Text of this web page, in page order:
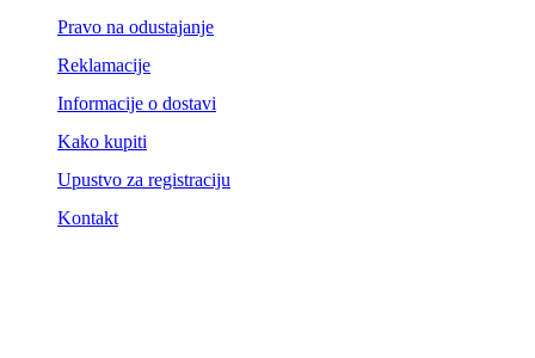
Pravo na odustajanje
Reklamacije
Informacije o dostavi
Kako kupiti
Upustvo za registraciju
Kontakt